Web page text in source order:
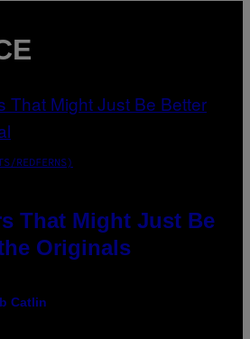
REDFERNS)
That Might Just Be
Originals
Catlin